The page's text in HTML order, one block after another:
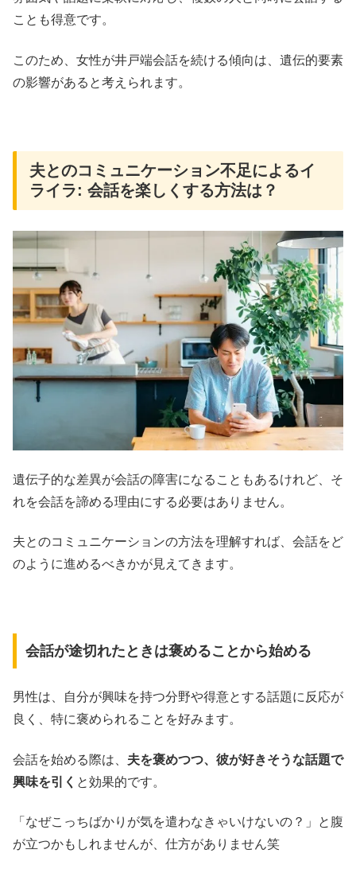
ことも得意です。
このため、女性が井戸端会話を続ける傾向は、遺伝的要素
の影響があると考えられます。
夫とのコミュニケーション不足によるイ
ライラ: 会話を楽しくする方法は？
遺伝子的な差異が会話の障害になることもあるけれど、そ
れを会話を諦める理由にする必要はありません。
夫とのコミュニケーションの方法を理解すれば、会話をど
のように進めるべきかが見えてきます。
会話が途切れたときは褒めることから始める
男性は、自分が興味を持つ分野や得意とする話題に反応が
良く、特に褒められることを好みます。
会話を始める際は、 夫を褒めつつ、彼が好きそうな話題で
興味を引く と効果的です。
「なぜこっちばかりが気を遣わなきゃいけないの？」と腹
が立つかもしれませんが、仕方がありません笑